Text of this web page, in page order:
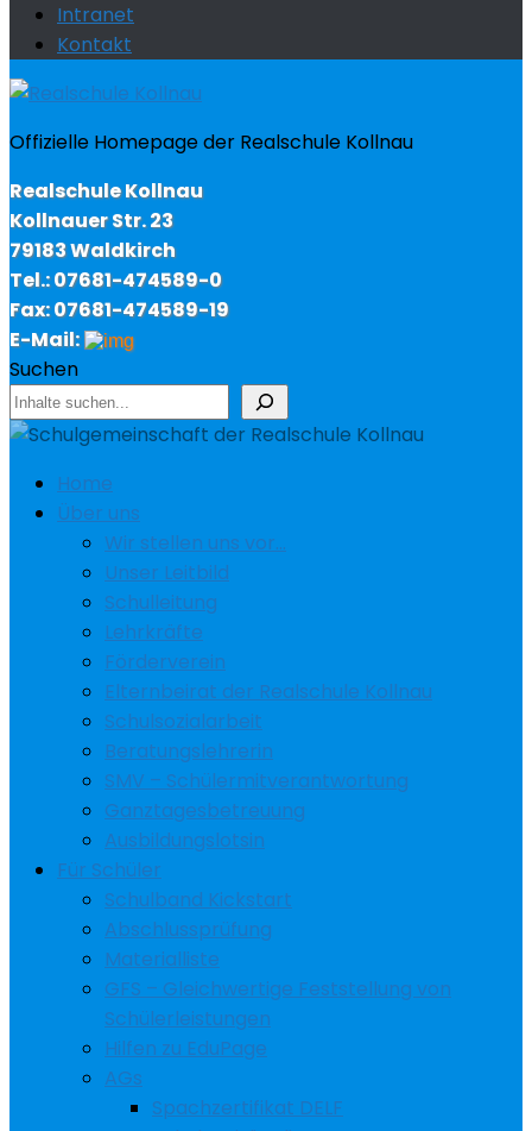
Intranet
Kontakt
Offizielle Homepage der Realschule Kollnau
Realschule Kollnau
Kollnauer Str. 23
79183 Waldkirch
Tel.: 07681-474589-0
Fax: 07681-474589-19
E-Mail:
Suchen
Home
Über uns
Wir stellen uns vor…
Unser Leitbild
Schulleitung
Lehrkräfte
Förderverein
Elternbeirat der Realschule Kollnau
Schulsozialarbeit
Beratungslehrerin
SMV – Schülermitverantwortung
Ganztagesbetreuung
Ausbildungslotsin
Für Schüler
Schulband Kickstart
Abschlussprüfung
Materialliste
GFS – Gleichwertige Feststellung von
Schülerleistungen
Hilfen zu EduPage
AGs
Spachzertifikat DELF